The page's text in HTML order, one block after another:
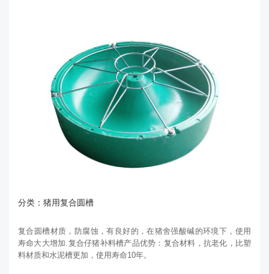
分类：猪用复合圆槽
复合圆槽材质，防腐蚀，有良好的，在猪舍强酸碱的环境下，使用
寿命大大增加.复合仔猪补料槽产品优势：复合材料，抗老化，比塑
料材质和水泥槽更加，使用寿命10年。